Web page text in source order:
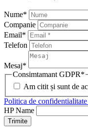
Nume*
Companie
Email*
Telefon
Mesaj*
Consimtamant GDPR*
Am citit și sunt de
Politica de
HP Name
Trimite